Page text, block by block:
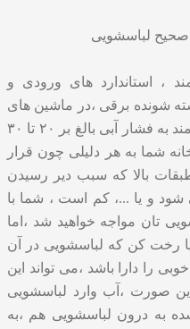
، استاندارد های ورودی و
شونده برقی ،در ماشین های
لباسشویی ،برای شروع به کار نیاز مند به فشار آبی بالغ بر ۲۰ تا ۳۰
شما به هر دلیلی چون قرار
بالا که سبب دیر رسیدن
شود و یا ...، کم است ، شما با
تان مواجه خواهید شد ،اما
رخت کن که لباسشویی در آن
را دارا باشد ،می تواند این
صورت ،آب وارد لباسشویی
به درون لباسشویی هم ،به